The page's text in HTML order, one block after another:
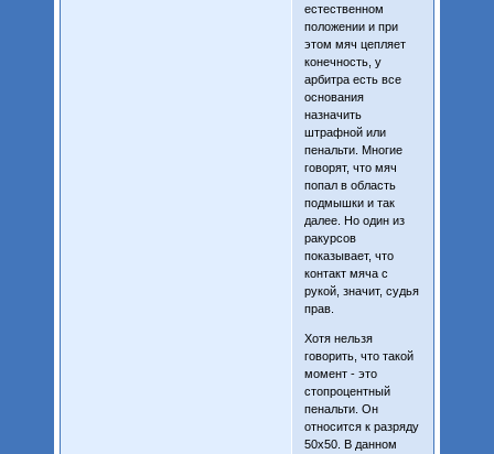
естественном
положении и при
этом мяч цепляет
конечность, у
арбитра есть все
основания
назначить
штрафной или
пенальти. Многие
говорят, что мяч
попал в область
подмышки и так
далее. Но один из
ракурсов
показывает, что
контакт мяча с
рукой, значит, судья
прав.
Хотя нельзя
говорить, что такой
момент - это
стопроцентный
пенальти. Он
относится к разряду
50х50. В данном